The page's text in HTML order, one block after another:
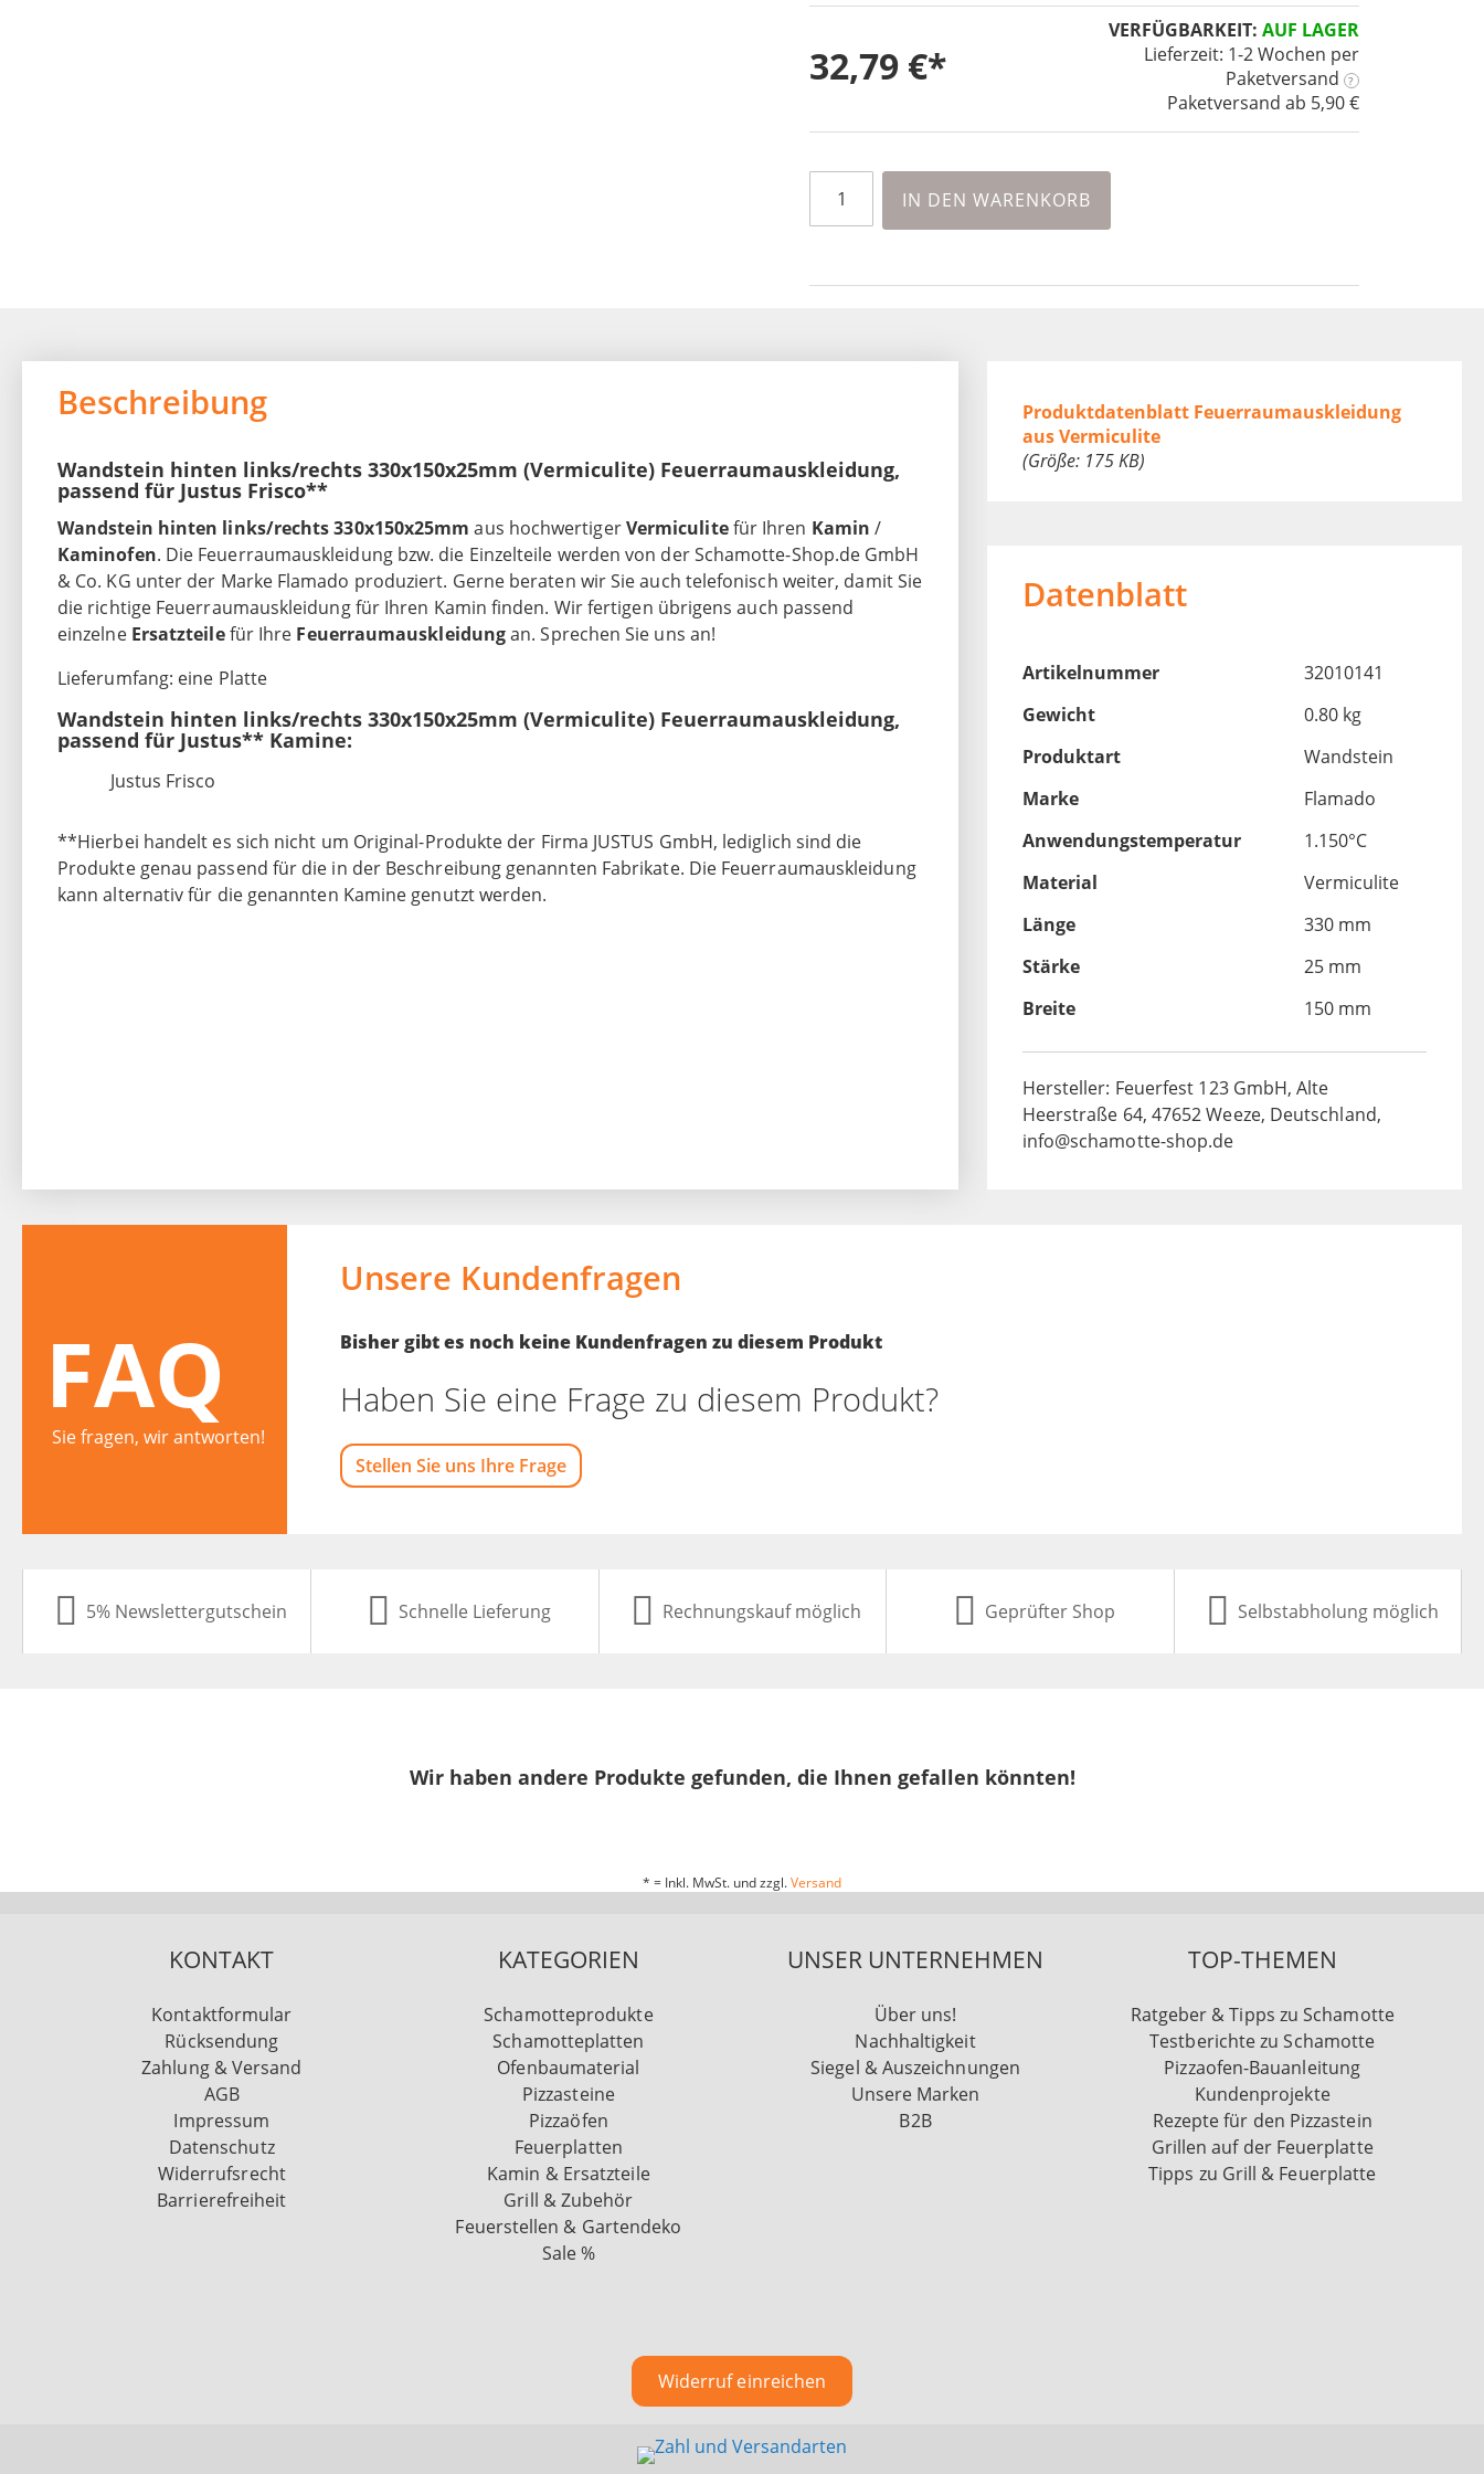
VERFÜGBARKEIT: AUF LAGER
Lieferzeit: 1-2 Wochen per
Paketversand
?
Paketversand ab 5,90 €
32,79 €
IN DEN WARENKORB
Beschreibung
Wandstein hinten links/rechts 330x150x25mm (Vermiculite) Feuerraumauskleidung,
passend für Justus Frisco**
Wandstein hinten links/rechts 330x150x25mmaus hochwertigerVermiculitefür Ihren Kamin/
Kaminofen. Die Feuerraumauskleidung bzw. die Einzelteile werden von der Schamotte-Shop.de GmbH
& Co. KG unter der Marke Flamado produziert. Gerne beraten wir Sie auch telefonisch weiter, damit Sie
die richtige Feuerraumauskleidung für Ihren Kamin finden. Wir fertigen übrigens auch passend
einzelne Ersatzteilefür Ihre Feuerraumauskleidungan. Sprechen Sie uns an!
Lieferumfang: eine Platte
Wandstein hinten links/rechts 330x150x25mm (Vermiculite) Feuerraumauskleidung,
passend für Justus** Kamine:
Justus Frisco
**Hierbei handelt es sich nicht um Original-Produkte der Firma JUSTUS GmbH, lediglich sind die
Produkte genau passend für die in der Beschreibung genannten Fabrikate. Die Feuerraumauskleidung
kann alternativ für die genannten Kamine genutzt werden.
Produktdatenblatt Feuerraumauskleidung
aus Vermiculite
(Größe: 175 KB)
Datenblatt
Artikelnummer
32010141
Gewicht
0.80 kg
Produktart
Wandstein
Marke
Flamado
Anwendungstemperatur
1.150°C
Material
Vermiculite
Länge
330 mm
Stärke
25 mm
Breite
150 mm
Hersteller: Feuerfest 123 GmbH, Alte
Heerstraße 64, 47652 Weeze, Deutschland,
info@schamotte-shop.de
FAQ
Sie fragen, wir antworten!
Unsere Kundenfragen
Bisher gibt es noch keine Kundenfragen zu diesem Produkt
Haben Sie eine Frage zu diesem Produkt?
Stellen Sie uns Ihre Frage
5% Newslettergutschein Schnelle Lieferung Rechnungskauf möglich Geprüfter Shop Selbstabholung möglich
Wir haben andere Produkte gefunden, die Ihnen gefallen könnten!
* = Inkl. MwSt. und zzgl.Versand
KONTAKT
Kontaktformular
Rücksendung
Zahlung & Versand
AGB
Impressum
Datenschutz
Widerrufsrecht
Barrierefreiheit
KATEGORIEN
Schamotteprodukte
Schamotteplatten
Ofenbaumaterial
Pizzasteine
Pizzaöfen
Feuerplatten
Kamin & Ersatzteile
Grill & Zubehör
Feuerstellen & Gartendeko
Sale %
UNSER UNTERNEHMEN
Über uns!
Nachhaltigkeit
Siegel & Auszeichnungen
Unsere Marken
B2B
TOP-THEMEN
Ratgeber & Tipps zu Schamotte
Testberichte zu Schamotte
Pizzaofen-Bauanleitung
Kundenprojekte
Rezepte für den Pizzastein
Grillen auf der Feuerplatte
Tipps zu Grill & Feuerplatte
Widerruf einreichen